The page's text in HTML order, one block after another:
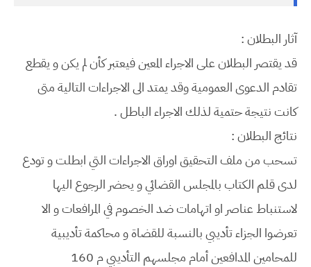
آثار البطلان :
قد يقتصر البطلان على الاجراء المعين فيعتبر كأن لم يكن و يقطع
تقادم الدعوى العمومية وقد يمتد الى الاجراءات التالية متى
كانت نتيجة حتمية لذلك الاجراء الباطل .
نتائج البطلان :
تسحب من ملف التحقيق اوراق الاجراءات التي ابطلت و تودع
لدى قلم الكتاب بالمجلس القضائي و يحضر الرجوع اليها
لاستنباط عناصر او اتهامات ضد الخصوم في المرافعات و الا
تعرضوا الجزاء تأديبي بالنسبة للقضاة و محاكمة تأديبية
للمحامين المدافعين أمام مجلسهم التأديبي م 160